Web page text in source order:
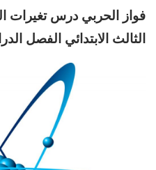
فواز الحربي درس تغيرات
الثالث الابتدائي الفصل الدراسى